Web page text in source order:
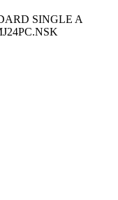
SINGLE A